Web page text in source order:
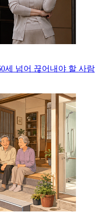
세 넘어 끊어내야 할 사람